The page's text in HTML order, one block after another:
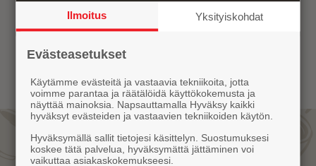
Hyväksyn sivuston käyttöehtojen mukaisen
henkilötietojen tallentamisen ja käytön. *
Kahviblogi
Ilmoitus Yksityiskohdat
Evästeasetukset
Käytämme evästeitä ja vastaavia tekniikoita, jotta
voimme parantaa ja räätälöidä käyttökokemusta ja
näyttää mainoksia. Napsauttamalla Hyväksy kaikki
hyväksyt evästeiden ja vastaavien tekniikoiden käytön.
Hyväksymällä sallit tietojesi käsittelyn. Suostumuksesi
koskee tätä palvelua, hyväksymättä jättäminen voi
vaikuttaa asiakaskokemukseesi.